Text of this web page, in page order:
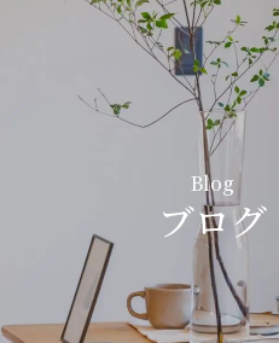
Blog
ブログ